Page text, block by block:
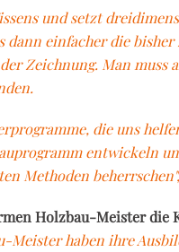
und setzt
dann einfacher die
der Zeichnung. Man
die uns
entwickeln
Methoden
Holzbau-Meister die
Meister haben ihre